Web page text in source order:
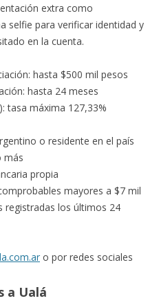
extra como
selfie para verificar identidad y
en la cuenta.
hasta $500 mil pesos
hasta 24 meses
tasa máxima 127,33%
o residente en el país
más
propia
mayores a $7 mil
registradas los últimos 24
o por redes sociales
a Ualá